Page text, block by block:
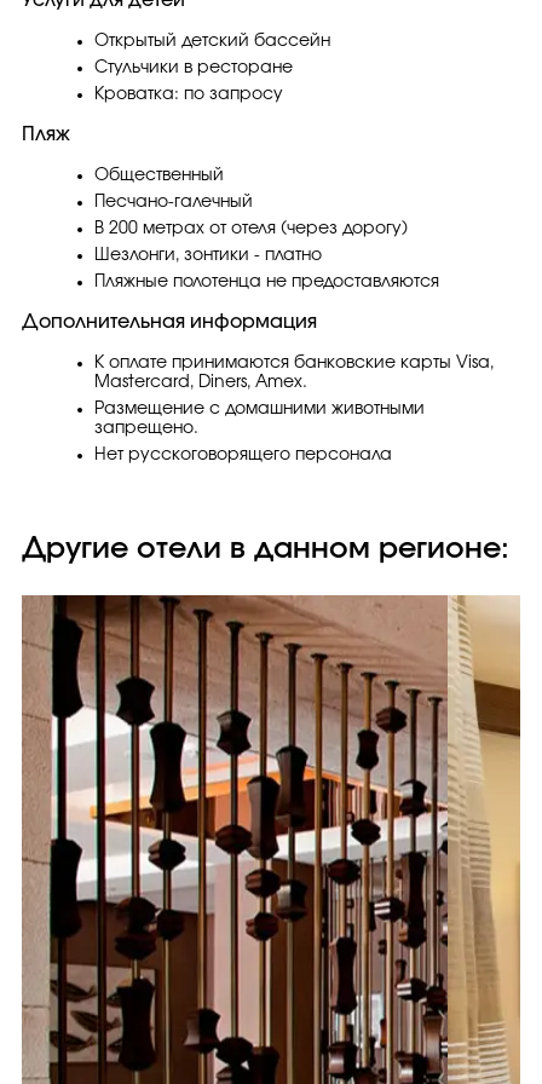
Открытый детский бассейн
Стульчики в ресторане
Кроватка: по запросу
Пляж
Общественный
Песчано-галечный
В 200 метрах от отеля (через дорогу)
Шезлонги, зонтики - платно
Пляжные полотенца не предоставляются
Дополнительная информация
К оплате принимаются банковские карты Visa,
Masterсard, Diners, Amex.
Размещение с домашними животными
запрещено.
Нет русскоговорящего персонала
Другие отели в данном регионе: